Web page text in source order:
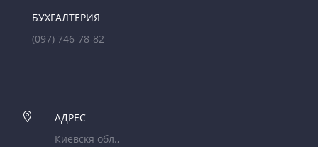
БУХГАЛТЕРИЯ
(097) 746-78-82

АДРЕС
Киевскя обл.,